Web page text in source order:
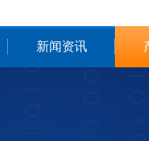
新闻资讯